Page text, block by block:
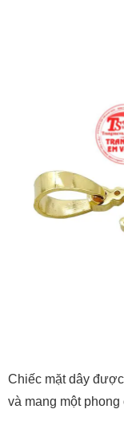
Chiếc mặt dây
và mang một